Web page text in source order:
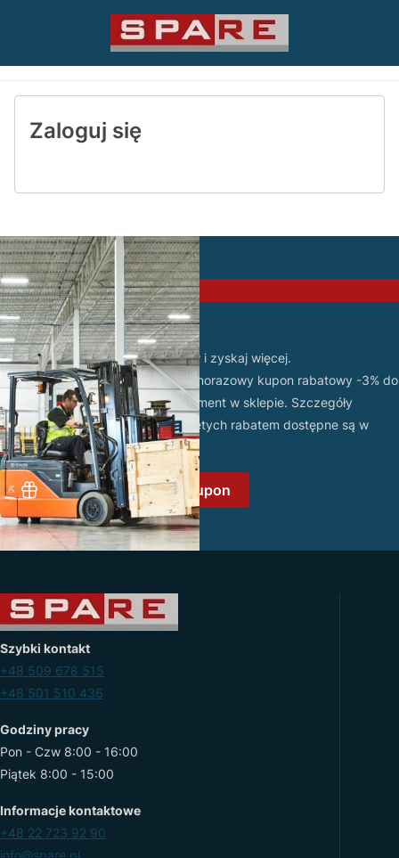
Zaloguj się
PROMOCJA
Zarejestruj się w sklepie
Odbierz 3% rabatu!
Dołącz do grona naszych klientów i zyskaj więcej.
Po założeniu konta otrzymasz jednorazowy kupon rabatowy -3% do
wykorzystania na wybrany asortyment w sklepie. Szczegóły
promocji oraz lista produktów objętych rabatem dostępne są w
regulaminie promocji.
Załóż konto i odbierz kupon
Szybki kontakt
+48 509 678 515
+48 501 510 436
Godziny pracy
Pon - Czw 8:00 - 16:00
Piątek 8:00 - 15:00
Informacje kontaktowe
+48 22 723 92 90
info@spare.pl